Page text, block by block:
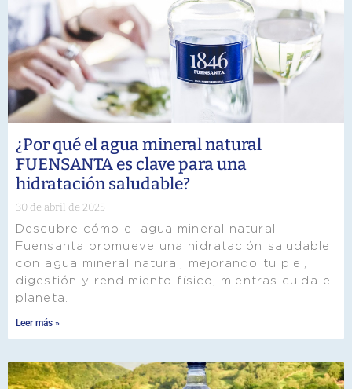
¿Por qué el agua mineral natural
FUENSANTA es clave para una
hidratación saludable?
30 de abril de 2025
Descubre cómo el agua mineral natural
Fuensanta promueve una hidratación saludable
con agua mineral natural, mejorando tu piel,
digestión y rendimiento físico, mientras cuida el
planeta.
Leer más »